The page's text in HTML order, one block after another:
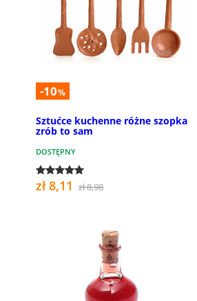
-10%
Sztućce kuchenne różne szopka
zrób to sam
DOSTĘPNY
zł 8,11 zł 8,98